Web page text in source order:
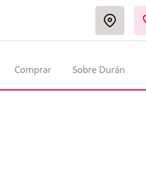
Comprar Sobre Durán